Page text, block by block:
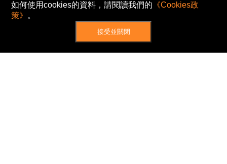
如何使用cookies的資料，請閱讀我們的 《Cookies政
策》 。
接受並關閉